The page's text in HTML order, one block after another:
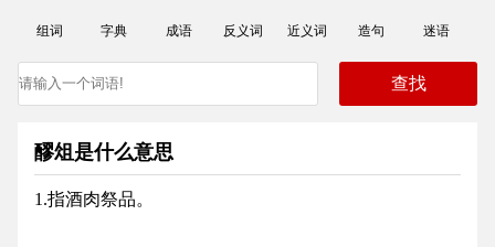
组词 字典 成语 反义词 近义词 造句 迷语
醪俎是什么意思
1.指酒肉祭品。